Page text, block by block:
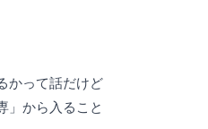
かって話だけど
」から入ること